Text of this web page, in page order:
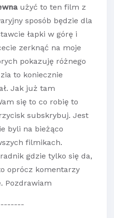
użyć to ten film z
sposób będzie dla
łapki w górę i
zerknąć na moje
pokazuję różnego
to koniecznie
Jak już tam
się to co robię to
subskrybuj. Jest
byli na bieżąco
filmikach.
gdzie tylko się da,
oprócz komentarzy
Pozdrawiam